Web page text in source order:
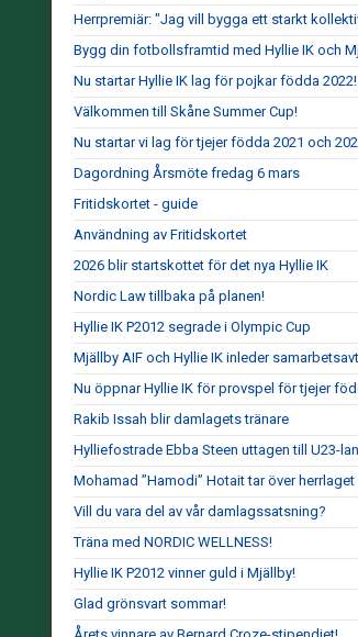
Herrpremiär: "Jag vill bygga ett starkt
Bygg din fotbollsframtid med Hyllie IK och
Nu startar Hyllie IK lag för pojkar födda 2022!
Välkommen till Skåne Summer Cup!
Nu startar vi lag för tjejer födda 2021 och
Dagordning Årsmöte fredag 6 mars
Fritidskortet - guide
Användning av Fritidskortet
2026 blir startskottet för det nya Hyllie IK
Nordic Law tillbaka på planen!
Hyllie IK P2012 segrade i Olympic Cup
Mjällby AIF och Hyllie IK inleder
Nu öppnar Hyllie IK för provspel för tjejer
Rakib Issah blir damlagets tränare
Hylliefostrade Ebba Steen uttagen till U23-
Mohamad ”Hamodi” Hotait tar över herrlaget
Vill du vara del av vår damlagssatsning?
Träna med NORDIC WELLNESS!
Hyllie IK P2012 vinner guld i Mjällby!
Glad grönsvart sommar!